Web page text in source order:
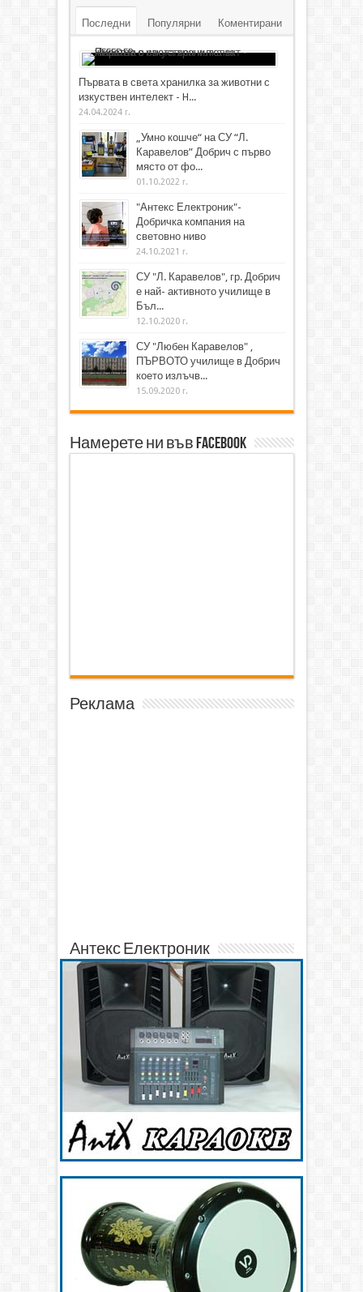
Последни Популярни Коментирани
Първата в света хранилка за животни с
изкуствен интелект - H...
24.04.2024 г.
„Умно кошче“ на СУ “Л.
Каравелов” Добрич с първо
място от фо...
01.10.2022 г.
"Антекс Електроник"-
Добричка компания на
световно ниво
24.10.2021 г.
СУ "Л. Каравелов", гр. Добрич
е най- активното училище в
Бъл...
12.10.2020 г.
СУ "Любен Каравелов" ,
ПЪРВОТО училище в Добрич
което излъчв...
15.09.2020 г.
Намерете ни във Facebook
Реклама
Антекс Електроник